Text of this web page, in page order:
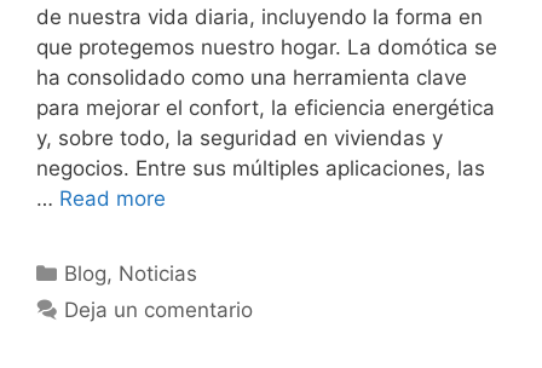
de nuestra vida diaria, incluyendo la forma en
que protegemos nuestro hogar. La domótica se
ha consolidado como una herramienta clave
para mejorar el confort, la eficiencia energética
y, sobre todo, la seguridad en viviendas y
negocios. Entre sus múltiples aplicaciones, las
… Read more
Categorías
Blog, Noticias
Deja un comentario